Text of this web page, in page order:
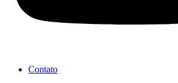
Contato